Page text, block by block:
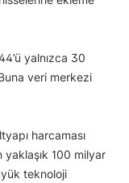
yalnızca 30
veri merkezi
harcaması
100 milyar
teknoloji